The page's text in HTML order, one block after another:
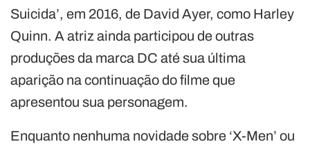
Suicida’, em 2016, de David Ayer, como Harley
Quinn. A atriz ainda participou de outras
produções da marca DC até sua última
aparição na continuação do filme que
apresentou sua personagem.
Enquanto nenhuma novidade sobre ‘X-Men’ ou